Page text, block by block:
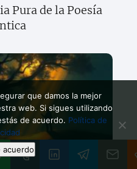
Pura de la Poesía
Fértil en Versos
que damos la mejor
web. Si sigues utilizando
de acuerdo. Política de
acuerdo